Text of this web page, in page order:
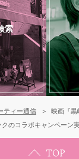
索
ティー通信
映画『黒
のコラボキャンペーン